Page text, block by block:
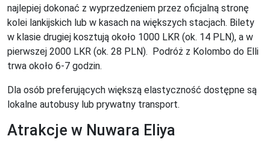
najlepiej dokonać z wyprzedzeniem przez oficjalną stronę
kolei lankijskich lub w kasach na większych stacjach. Bilety
w klasie drugiej kosztują około 1000 LKR (ok. 14 PLN), a w
pierwszej 2000 LKR (ok. 28 PLN). Podróż z Kolombo do Elli
trwa około 6-7 godzin.
Dla osób preferujących większą elastyczność dostępne są
lokalne autobusy lub prywatny transport.
Atrakcje w Nuwara Eliya